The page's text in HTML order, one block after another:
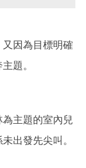
因為目標明確
題。
主題的室內兒
出發先尖叫。